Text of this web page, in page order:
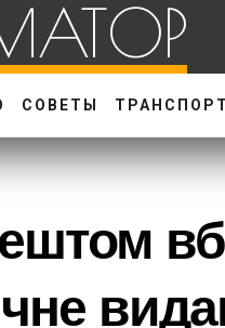
СОВЕТЫ ТРАНСПОРТ